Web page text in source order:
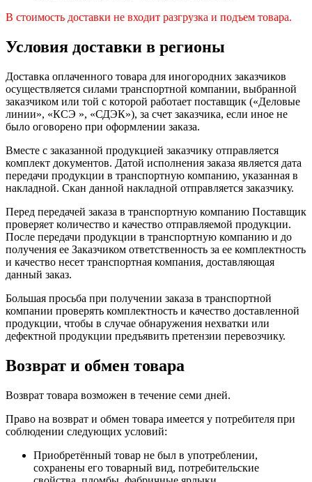
В стоимость доставки не входит разгрузка и подъем товара.
Условия доставки в регионы
Доставка оплаченного товара для иногородних заказчиков
осуществляется силами транспортной компании, выбранной
заказчиком или той с которой работает поставщик («Деловые
линии», «КСЭ », «СДЭК»), за счет заказчика, если иное не
было оговорено при оформлении заказа.
Вместе с заказанной продукцией заказчику отправляется
комплект документов. Датой исполнения заказа является дата
передачи продукции в транспортную компанию, указанная в
накладной. Скан данной накладной отправляется заказчику.
Перед передачей заказа в транспортную компанию Поставщик
проверяет количество и качество отправляемой продукции.
После передачи продукции в транспортную компанию и до
получения ее Заказчиком ответственность за ее комплектность
и качество несет транспортная компания, доставляющая
данный заказ.
Большая просьба при получении заказа в транспортной
компании проверять комплектность и качество доставленной
продукции, чтобы в случае обнаружения нехватки или
дефектной продукции предъявить претензии перевозчику.
Возврат и обмен товара
Возврат товара возможен в течение семи дней.
Право на возврат и обмен товара имеется у потребителя при
соблюдении следующих условий:
Приобретённый товар не был в употреблении,
сохранены его товарный вид, потребительские